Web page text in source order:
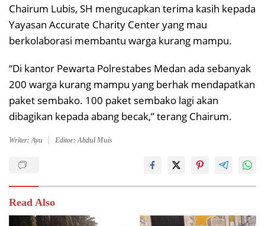
Chairum Lubis, SH mengucapkan terima kasih kepada
Yayasan Accurate Charity Center yang mau
berkolaborasi membantu warga kurang mampu.
“Di kantor Pewarta Polrestabes Medan ada sebanyak
200 warga kurang mampu yang berhak mendapatkan
paket sembako. 100 paket sembako lagi akan
dibagikan kepada abang becak,” terang Chairum.
Writer: Ayu Editor: Abdul Muis
Read Also